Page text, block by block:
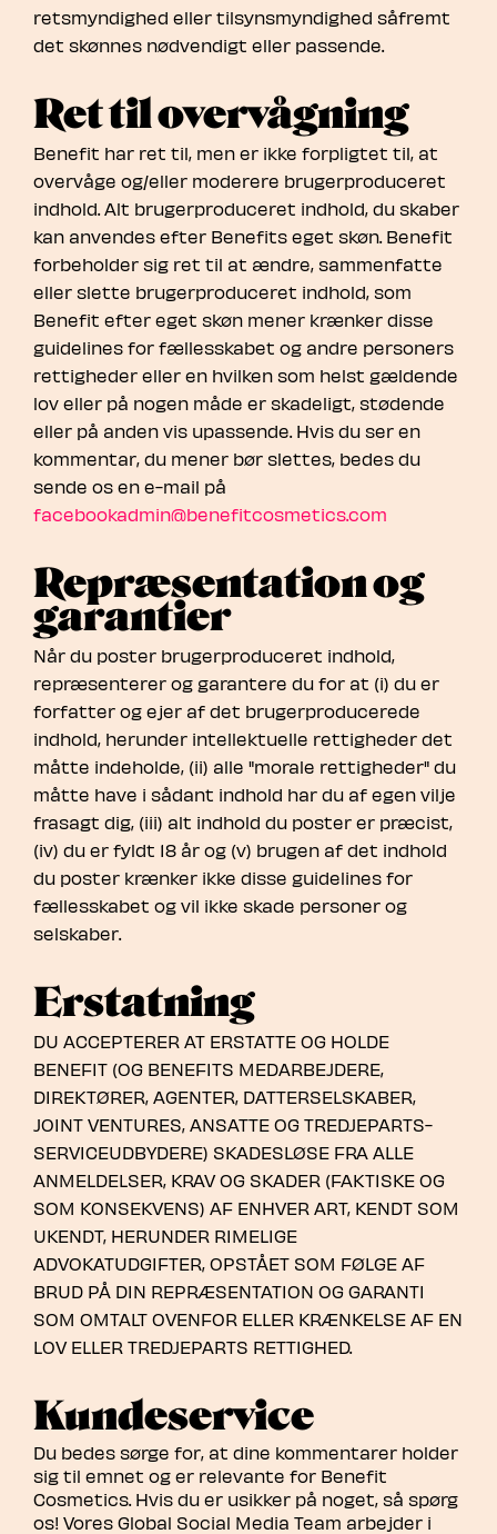
retsmyndighed eller tilsynsmyndighed såfremt
det skønnes nødvendigt eller passende.
Ret til overvågning
Benefit har ret til, men er ikke forpligtet til, at
overvåge og/eller moderere brugerproduceret
indhold. Alt brugerproduceret indhold, du skaber
kan anvendes efter Benefits eget skøn. Benefit
forbeholder sig ret til at ændre, sammenfatte
eller slette brugerproduceret indhold, som
Benefit efter eget skøn mener krænker disse
guidelines for fællesskabet og andre personers
rettigheder eller en hvilken som helst gældende
lov eller på nogen måde er skadeligt, stødende
eller på anden vis upassende. Hvis du ser en
kommentar, du mener bør slettes, bedes du
sende os en e-mail på
facebookadmin@benefitcosmetics.com
Repræsentation og
garantier
Når du poster brugerproduceret indhold,
repræsenterer og garantere du for at (i) du er
forfatter og ejer af det brugerproducerede
indhold, herunder intellektuelle rettigheder det
måtte indeholde, (ii) alle "morale rettigheder" du
måtte have i sådant indhold har du af egen vilje
frasagt dig, (iii) alt indhold du poster er præcist,
(iv) du er fyldt 18 år og (v) brugen af det indhold
du poster krænker ikke disse guidelines for
fællesskabet og vil ikke skade personer og
selskaber.
Erstatning
DU ACCEPTERER AT ERSTATTE OG HOLDE
BENEFIT (OG BENEFITS MEDARBEJDERE,
DIREKTØRER, AGENTER, DATTERSELSKABER,
JOINT VENTURES, ANSATTE OG TREDJEPARTS-
SERVICEUDBYDERE) SKADESLØSE FRA ALLE
ANMELDELSER, KRAV OG SKADER (FAKTISKE OG
SOM KONSEKVENS) AF ENHVER ART, KENDT SOM
UKENDT, HERUNDER RIMELIGE
ADVOKATUDGIFTER, OPSTÅET SOM FØLGE AF
BRUD PÅ DIN REPRÆSENTATION OG GARANTI
SOM OMTALT OVENFOR ELLER KRÆNKELSE AF EN
LOV ELLER TREDJEPARTS RETTIGHED.
Kundeservice
Du bedes sørge for, at dine kommentarer holder
sig til emnet og er relevante for Benefit
Cosmetics. Hvis du er usikker på noget, så spørg
os! Vores Global Social Media Team arbejder i